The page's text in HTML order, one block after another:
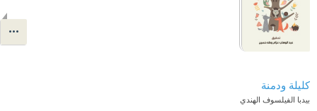
كليلة ودمنة
بيدبا الفيلسوف الهندي